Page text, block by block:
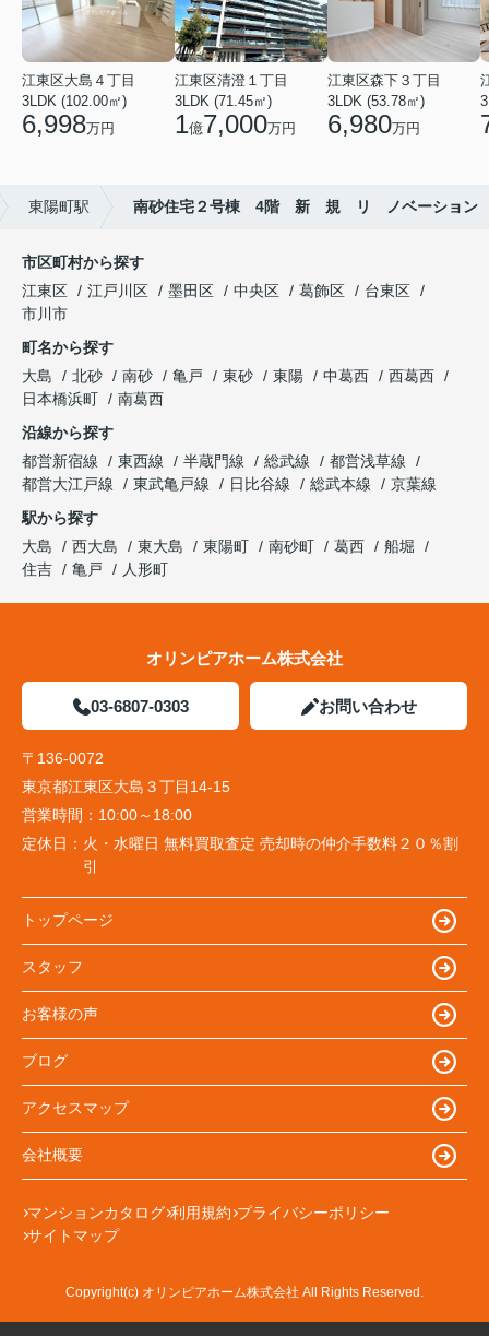
江東区大島４丁目
3LDK (102.00㎡)
6,998万円
江東区清澄１丁目
3LDK (71.45㎡)
1億7,000万円
江東区森下３丁目
3LDK (53.78㎡)
6,980万円
東陽町駅 南砂住宅２号棟 4階 新 規 リ ノベーション
市区町村から探す
江東区
江戸川区 墨田区 中央区 葛飾区
台東区
市川市
町名から探す
大島
北砂 南砂 亀戸 東砂 東陽 中葛西
西葛西
日本橋浜町
南葛西
沿線から探す
都営新宿線
東西線 半蔵門線 総武線
都営浅草線
都営大江戸線
東武亀戸線 日比谷線 総武本線
京葉線
駅から探す
大島
西大島 東大島 東陽町 南砂町 葛西
船堀
住吉
亀戸 人形町
オリンピアホーム株式会社
03-6807-0303 お問い合わせ
〒136-0072
東京都江東区大島３丁目14-15
営業時間： 10:00～18:00
定休日： 火・水曜日 無料買取査定 売却時の仲介手数料２０％割
引
トップページ
スタッフ
お客様の声
ブログ
アクセスマップ
会社概要
マンションカタログ 利用規約 プライバシーポリシー
サイトマップ
Copyright(c) オリンピアホーム株式会社 All Rights Reserved.